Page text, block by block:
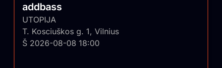
addbass
UTOPIJA
T. Kosciuškos g. 1, Vilnius
Š 2026-08-08 18:00